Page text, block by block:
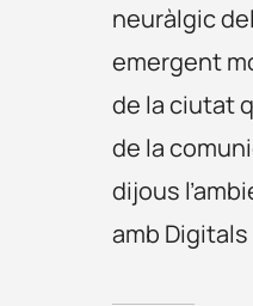
neuràlgic
emergent
de la ciutat
de la
dijous
amb